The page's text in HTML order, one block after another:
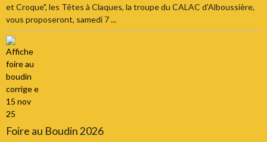
et Croque", les Têtes à Claques, la troupe du CALAC d'Alboussière,
vous proposeront, samedi 7 ...
Foire au Boudin 2026